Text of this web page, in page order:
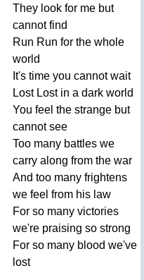
They look for me but
cannot find
Run Run for the whole
world
It's time you cannot wait
Lost Lost in a dark world
You feel the strange but
cannot see
Too many battles we
carry along from the war
And too many frightens
we feel from his law
For so many victories
we're praising so strong
For so many blood we've
lost